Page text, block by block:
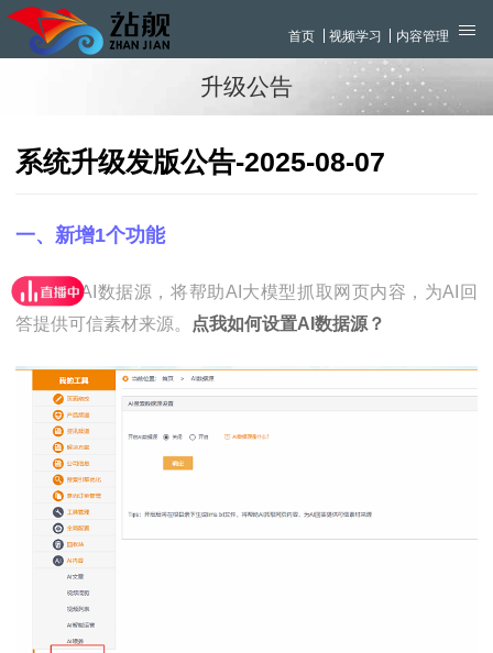
首页 视频学习 内容管理
升级公告
系统升级发版公告-2025-08-07
一、新增1个功能
1、新增AI数据源，将帮助AI大模型抓取网页内容，为AI回
答提供可信素材来源。
点我如何设置AI数据源？